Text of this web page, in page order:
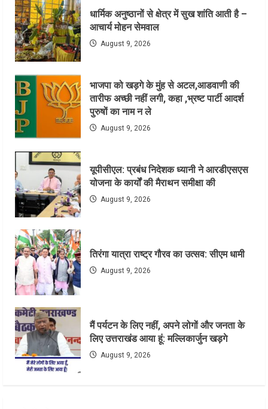
धार्मिक अनुष्ठानों से क्षेत्र में सुख शांति आती है –
आचार्य मोहन सेमवाल
August 9, 2026
भाजपा को खड़गे के मुंह से अटल,आडवाणी की
तारीफ अच्छी नहीं लगी, कहा ,भ्रष्ट पार्टी आदर्श
पुरुषों का नाम न ले
August 9, 2026
यूपीसीएल: प्रबंध निदेशक ध्यानी ने आरडीएसएस
योजना के कार्यों की मैराथन समीक्षा की
August 9, 2026
तिरंगा यात्रा राष्ट्र गौरव का उत्सव: सीएम धामी
August 9, 2026
मैं पर्यटन के लिए नहीं, अपने लोगों और जनता के
लिए उत्तराखंड आया हूं: मल्लिकार्जुन खड़गे
August 9, 2026